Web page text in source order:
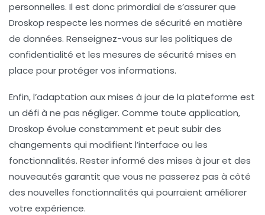
personnelles. Il est donc primordial de s’assurer que
Droskop respecte les normes de sécurité en matière
de données. Renseignez-vous sur les politiques de
confidentialité et les mesures de sécurité mises en
place pour protéger vos informations.
Enfin, l’adaptation auxmises à jour de la plateforme est
un défi à ne pas négliger. Comme toute application,
Droskop évolue constamment et peut subir des
changements qui modifient l’interface ou les
fonctionnalités. Rester informé des mises à jour et des
nouveautés garantit que vous ne passerez pas à côté
des nouvelles fonctionnalités qui pourraient améliorer
votre expérience.